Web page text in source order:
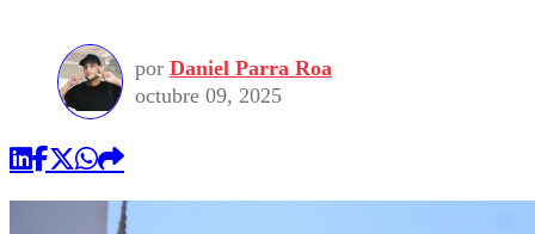
Torneo Internacional
Torneo Nacional
Internacional
Nacional
Programas
Comercial
por Daniel Parra Roa
octubre 09, 2025